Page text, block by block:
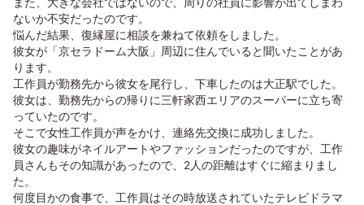
ないか不安だったのです。
悩んだ結果、復縁屋に相談を兼ねて依頼をしました。
彼女が「京セラドーム大阪」周辺に住んでいると聞いたことがあ
ります。
工作員が勤務先から彼女を尾行し、下車したのは大正駅でした。
彼女は、勤務先からの帰りに三軒家西エリアのスーパーに立ち寄
っていたのです。
そこで女性工作員が声をかけ、連絡先交換に成功しました。
彼女の趣味がネイルアートやファッションだったのですが、工作
員さんもその知識があったので、2人の距離はすぐに縮まりまし
た。
何度目かの食事で、工作員はその時放送されていたテレビドラマ